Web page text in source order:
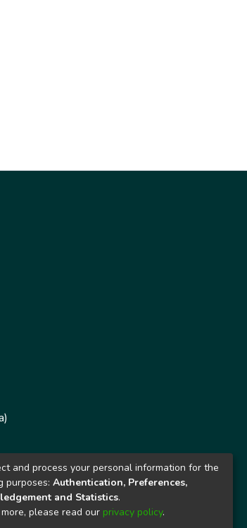
and process your personal information for the
purposes: Authentication, Preferences,
and Statistics.
please read our privacy policy.